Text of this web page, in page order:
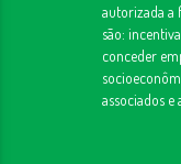
autorizada a
são:
conceder
associados e